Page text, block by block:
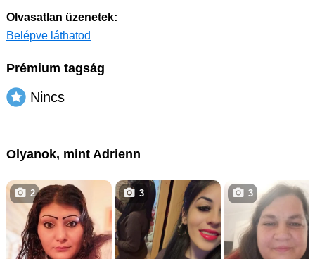
Olvasatlan üzenetek:
Belépve láthatod
Prémium tagság
Nincs
Olyanok, mint Adrienn
2 3 3